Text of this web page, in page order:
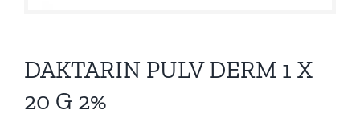
DAKTARIN PULV DERM 1 X
20 G 2%